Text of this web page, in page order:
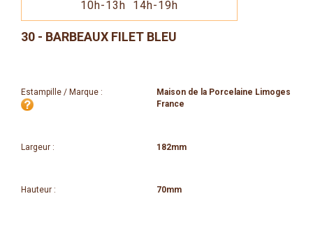
10h-13h 14h-19h
30 - BARBEAUX FILET BLEU
Estampille / Marque :
Maison de la Porcelaine Limoges
France
Largeur : 182mm
Hauteur : 70mm